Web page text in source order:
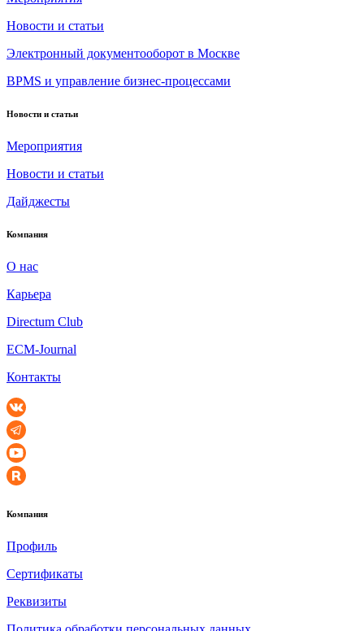
Новости и статьи
Электронный документооборот в Москве
BPMS и управление бизнес-процессами
Новости и статьи
Мероприятия
Новости и статьи
Дайджесты
Компания
О нас
Карьера
Directum Club
ECM-Journal
Контакты
Компания
Профиль
Сертификаты
Реквизиты